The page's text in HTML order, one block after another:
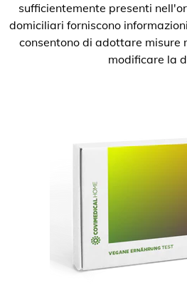
sufficientemente presenti
domiciliari forniscono
consentono di adottare misure
modificare la